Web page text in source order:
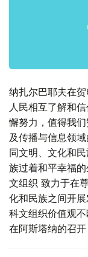
纳扎尔巴耶夫在
人民相互了解和
懈努力，值得我
及传播与信息领
同文明、文化和
族过着和平幸福
文组织 致力于在
化和民族之间开
科文组织价值观
在阿斯塔纳的召